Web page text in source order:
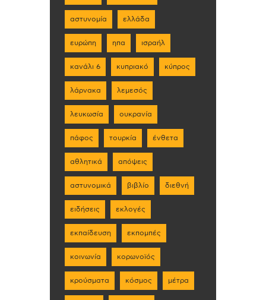
αστυνομία ελλάδα
ευρώπη ηπα ισραήλ
κανάλι 6 κυπριακό κύπρος
λάρνακα λεμεσός
λευκωσία ουκρανία
πάφος τουρκία ένθετα
αθλητικά απόψεις
αστυνομικά βιβλίο διεθνή
ειδήσεις εκλογές
εκπαίδευση εκπομπές
κοινωνία κορωνοϊός
κρούσματα κόσμος μέτρα